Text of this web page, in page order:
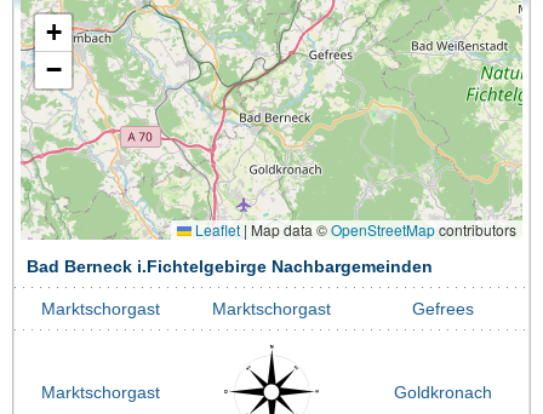
+
−
Leaflet | Map data ©OpenStreetMapcontributors
Bad Berneck i.Fichtelgebirge Nachbargemeinden
Marktschorgast Marktschorgast Gefrees
Marktschorgast Goldkronach